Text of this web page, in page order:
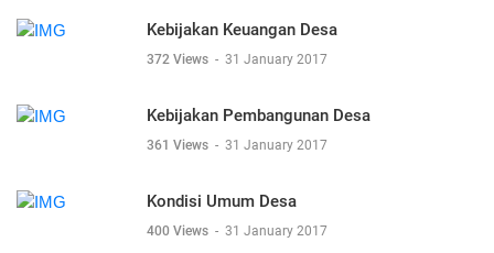
Kebijakan Keuangan Desa
372 Views - 31 January 2017
Kebijakan Pembangunan Desa
361 Views - 31 January 2017
Kondisi Umum Desa
400 Views - 31 January 2017